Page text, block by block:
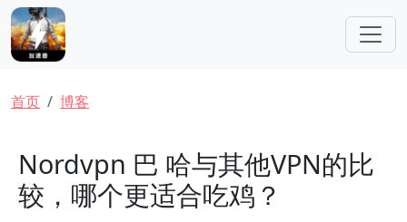
跳转到主要内容
面包屑
首页 博客
Nordvpn 巴 哈与其他VPN的比
较，哪个更适合吃鸡？